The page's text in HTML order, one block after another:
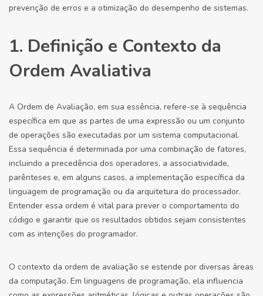
prevenção de erros e a otimização do desempenho de sistemas.
1. Definição e Contexto da
Ordem Avaliativa
A Ordem de Avaliação, em sua essência, refere-se à sequência
específica em que as partes de uma expressão ou um conjunto
de operações são executadas por um sistema computacional.
Essa sequência é determinada por uma combinação de fatores,
incluindo a precedência dos operadores, a associatividade,
parênteses e, em alguns casos, a implementação específica da
linguagem de programação ou da arquitetura do processador.
Entender essa ordem é vital para prever o comportamento do
código e garantir que os resultados obtidos sejam consistentes
com as intenções do programador.
O contexto da ordem de avaliação se estende por diversas áreas
da computação. Em linguagens de programação, ela influencia